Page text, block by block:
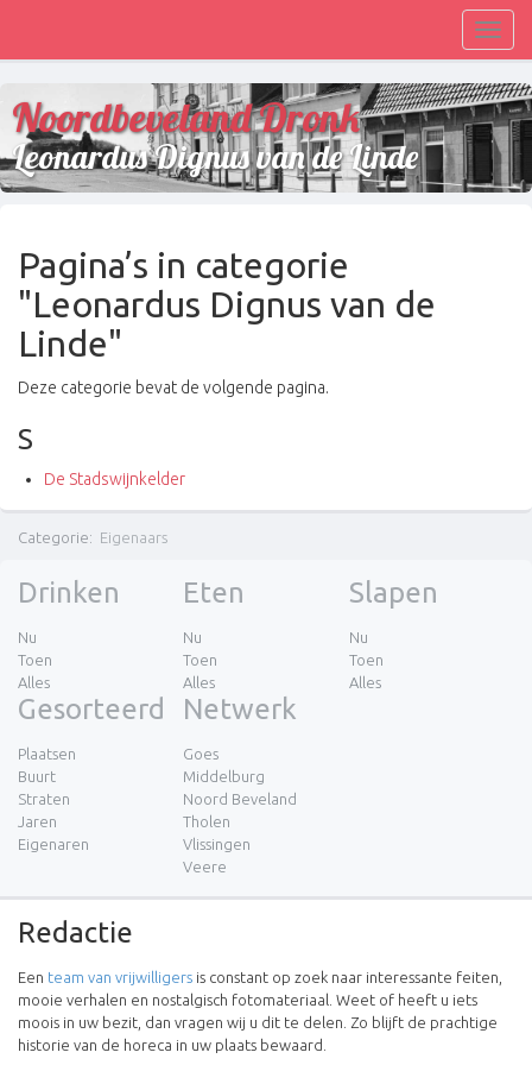
Noordbeveland Dronk
Leonardus Dignus van de Linde
Pagina’s in categorie
"Leonardus Dignus van de
Linde"
Deze categorie bevat de volgende pagina.
S
De Stadswijnkelder
Categorie: Eigenaars
Drinken
Nu
Toen
Alles
Eten
Nu
Toen
Alles
Slapen
Nu
Toen
Alles
Gesorteerd
Plaatsen
Buurt
Straten
Jaren
Eigenaren
Netwerk
Goes
Middelburg
Noord Beveland
Tholen
Vlissingen
Veere
Redactie
Een team van vrijwilligers is constant op zoek naar interessante feiten,
mooie verhalen en nostalgisch fotomateriaal. Weet of heeft u iets
moois in uw bezit, dan vragen wij u dit te delen. Zo blijft de prachtige
historie van de horeca in uw plaats bewaard.